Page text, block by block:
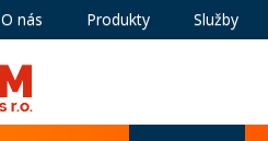
O nás Produkty Služby